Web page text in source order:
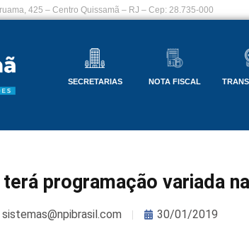
425 – Centro Quissamã – RJ – Cep: 28.735-000
SECRETARIAS NOTA FISCAL
programação variada
30/01/2019